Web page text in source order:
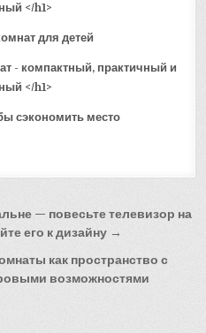
для детей
сэкономить место
— повесьте телевизор на
его к дизайну →
как пространство с
возможностями